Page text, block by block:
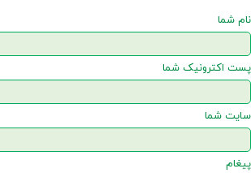
نام شما
پست اکترونیک شما
سایت شما
پیغام